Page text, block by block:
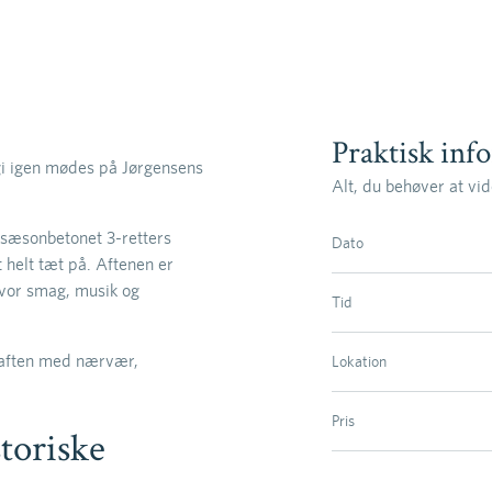
igen mødes på Jørgensens
3-retters
helt tæt på. Aftenen er
smag, musik og
med nærvær,
Praktisk
Alt, du behøver at
Dato
Tid
Lokation
Pris